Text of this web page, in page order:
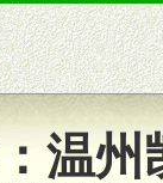
建立全
建立区
温州